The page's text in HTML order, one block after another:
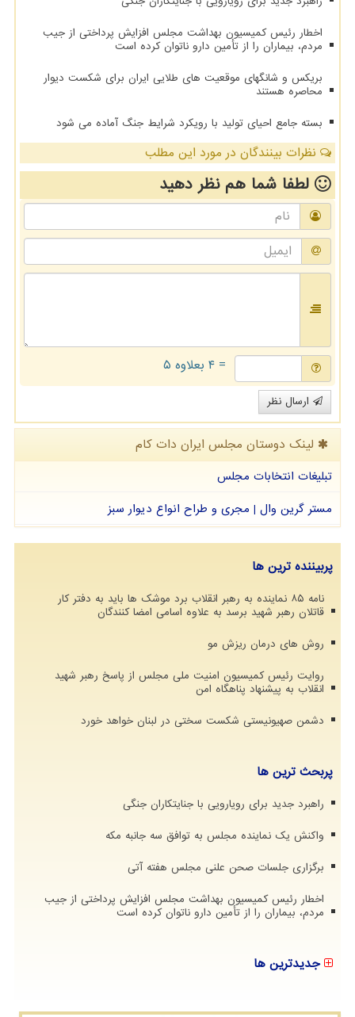
اخطار رئیس کمیسیون بهداشت مجلس افزایش پرداختی از جیب
مردم، بیماران را از تأمین دارو ناتوان کرده است
بریکس و شانگهای موقعیت های طلایی ایران برای شکست دیوار
محاصره هستند
بسته جامع احیای تولید با رویکرد شرایط جنگ آماده می شود
نظرات بینندگان در مورد این مطلب
لطفا شما همنظر دهید
= ۴ بعلاوه ۵
ارسال نظر
لینک دوستان مجلس ایران دات كام
تبلیغات انتخابات مجلس
مستر گرین وال | مجری و طراح انواع دیوار سبز
پربیننده ترین ها
نامه ۸۵ نماینده به رهبر انقلاب برد موشک ها باید به دفتر کار
قاتلان رهبر شهید برسد به علاوه اسامی امضا کنندگان
روش های درمان ریزش مو
روایت رئیس کمیسیون امنیت ملی مجلس از پاسخ رهبر شهید
انقلاب به پیشنهاد پناهگاه امن
دشمن صهیونیستی شکست سختی در لبنان خواهد خورد
پربحث ترین ها
راهبرد جدید برای رویارویی با جنایتکاران جنگی
واکنش یک نماینده مجلس به توافق سه جانبه مکه
برگزاری جلسات صحن علنی مجلس هفته آتی
اخطار رئیس کمیسیون بهداشت مجلس افزایش پرداختی از جیب
مردم، بیماران را از تأمین دارو ناتوان کرده است
جدیدترین ها